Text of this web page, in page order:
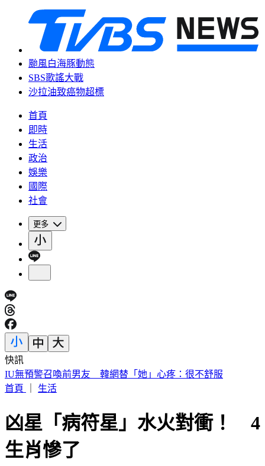
颱風白海豚動態
SBS歌謠大戰
沙拉油致癌物超標
首頁
即時
生活
政治
娛樂
國際
社會
更多
快訊
中國出入境新規將上路 陸委會曝「這類人」最危險
首頁
生活
凶星「病符星」水火對衝！ 4
生肖慘了